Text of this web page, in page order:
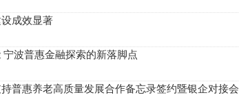
成效显著
宁波普惠金融探索的新落脚点
普惠养老高质量发展合作备忘录签约暨银企对接会